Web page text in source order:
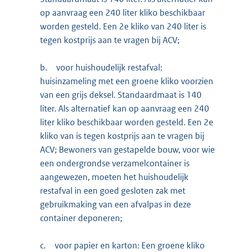
op aanvraag een 240 liter kliko beschikbaar
worden gesteld. Een 2e kliko van 240 liter is
tegen kostprijs aan te vragen bij ACV;
b.
voor huishoudelijk restafval:
huisinzameling met een groene kliko voorzien
van een grijs deksel. Standaardmaat is 140
liter. Als alternatief kan op aanvraag een 240
liter kliko beschikbaar worden gesteld. Een 2e
kliko van is tegen kostprijs aan te vragen bij
ACV; Bewoners van gestapelde bouw, voor wie
een ondergrondse verzamelcontainer is
aangewezen, moeten het huishoudelijk
restafval in een goed gesloten zak met
gebruikmaking van een afvalpas in deze
container deponeren;
c.
voor papier en karton: Een groene kliko